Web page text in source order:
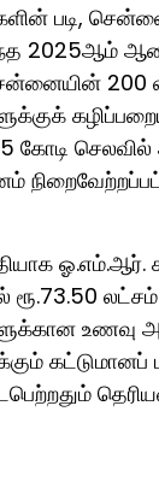
படி,
2025ஆம்
200
கோடி
ஓ.எம்.ஆர்.
ரூ.73.50 லட்சம்
உணவு